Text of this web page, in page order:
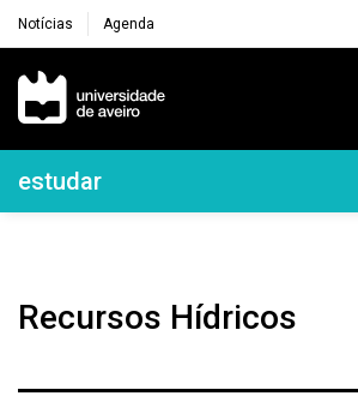
Notícias Agenda
Navegação Principal
Navegação Lateral
estudar
Recursos Hídricos